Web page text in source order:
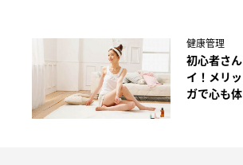
健康管理
初心者さ
イ！メリ
ガで心も